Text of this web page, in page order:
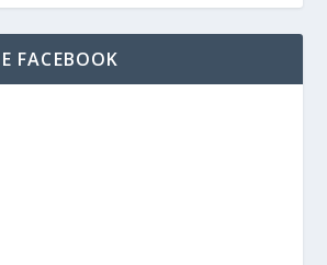
FACEBOOK